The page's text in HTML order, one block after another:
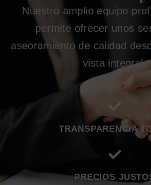
Nuestro amplio equipo
permite ofrecer unos
aseoramiento de calidad
vista integral.
TRANSPARENCIA
PRECIOS